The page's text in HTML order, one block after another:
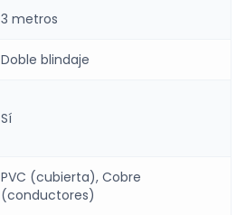
3 metros
Doble blindaje
Sí
PVC (cubierta), Cobre
(conductores)